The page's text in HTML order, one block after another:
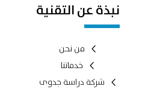
نبذة عن التقنية
من نحن
خدماتنا
شركة دراسة جدوى